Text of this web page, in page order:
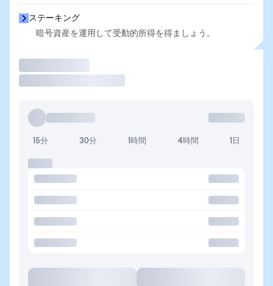
ステーキング
暗号資産を運用して受動的所得を得ましょう。
15分 30分 1時間 4時間 1日